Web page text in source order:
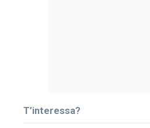
T’interessa?